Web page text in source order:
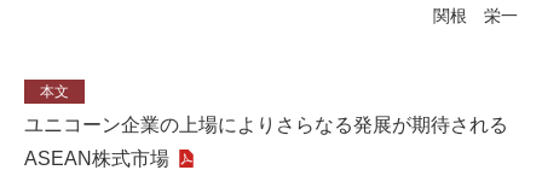
関根 栄一
本文
ユニコーン企業の上場によりさらなる発展が期待される
ASEAN株式市場